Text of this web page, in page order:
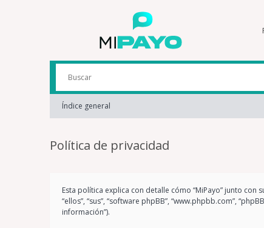
Índice general
Política de privacidad
Esta política explica con detalle cómo “MiPayo” junto con
“ellos”, “sus”, “software phpBB”, “www.phpbb.com”,
información”).